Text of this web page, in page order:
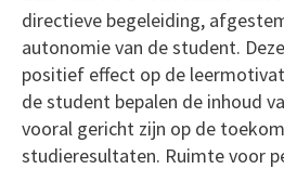
directieve begeleiding,
autonomie van de student.
positief effect op de
de student bepalen de inhoud
vooral gericht zijn op de
studieresultaten. Ruimte voor